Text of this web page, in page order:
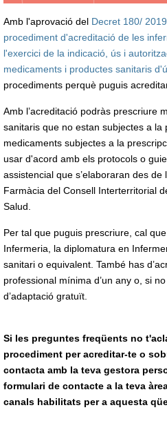
Amb l'aprovació del Decret 180/
procediment d'acreditació de les
l'exercici de la indicació, ús i
medicaments i productes sanitaris
procediments perquè puguis
Amb l’acreditació podràs prescriure
sanitaris que no estan subjectes a la
medicaments subjectes a la
usar d'acord amb els protocols o
assistencial que s’elaboraran des
Farmàcia del Consell Interterritorial
Salud.
Per tal que puguis prescriure, cal
Infermeria, la diplomatura en
sanitari o equivalent. També has
professional mínima d’un any o, si
d’adaptació gratuït.
Si les preguntes freqüents no
procediment per acreditar-te o
contacta amb la teva gestora
formulari de contacte a la teva
canals habilitats per a aquesta